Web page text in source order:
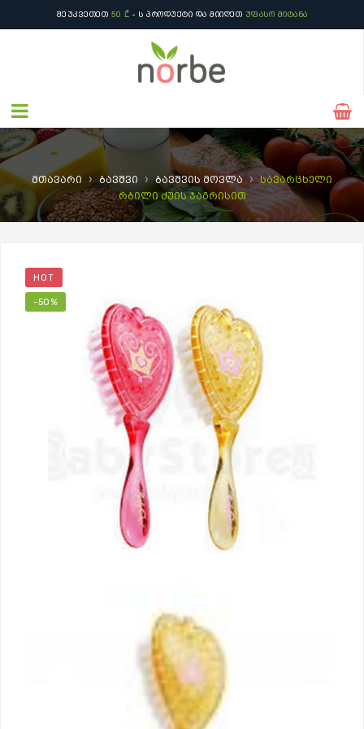
ᲨᲔᲣᲙᲕᲔᲗᲔᲗ 50 ₾ - Ს ᲞᲠᲝᲓᲣᲥᲢᲘ ᲓᲐ ᲛᲘᲘᲦᲔᲗ ᲣᲤᲐᲡᲝ ᲛᲘᲢᲐᲜᲐ
მთავარი › ბავშვი › ბავშვის მოვლა ›
სავარცხელი
რბილი ძუის ჯაგრისით
HOT
-50%